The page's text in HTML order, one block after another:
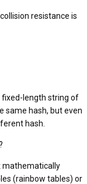
resistance is
fixed-length string of
same hash, but even
hash.
mathematically
(rainbow tables) or